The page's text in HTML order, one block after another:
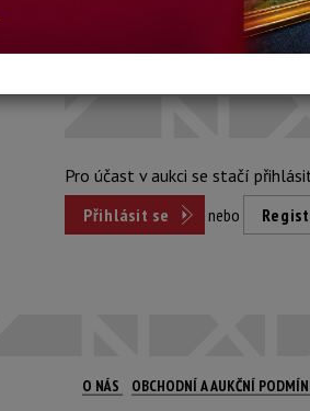
Dosažená cena:
Vyvolávací cena: 3 500 Kč
Pro účast v aukci se stačí
Přihlásit se
nebo
O NÁS OBCHODNÍ A AUKČNÍ